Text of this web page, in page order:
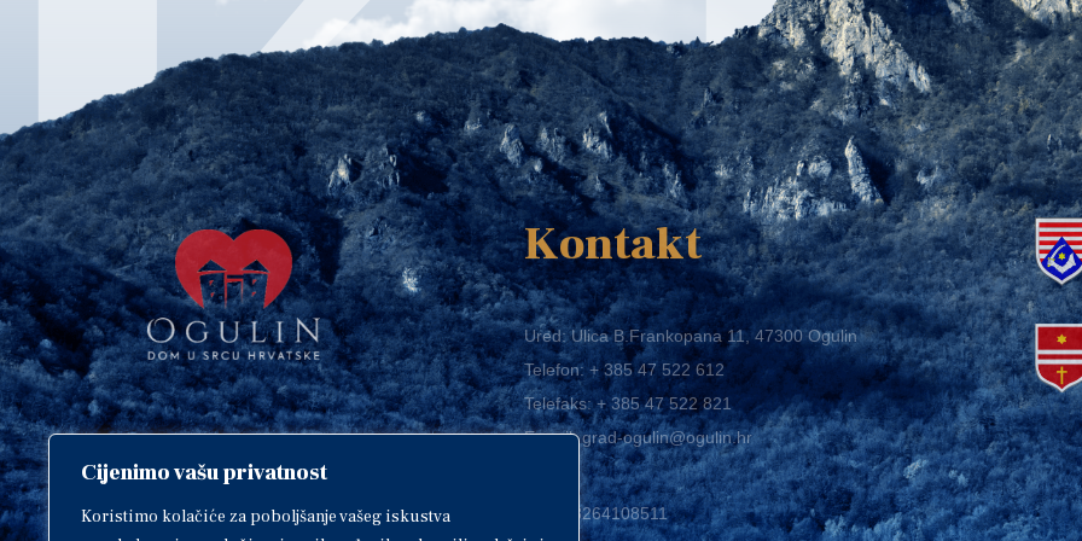
Cijenimo vašu privatnost
Koristimo kolačiće za poboljšanje vašeg iskustva
Copyright © 2018. Grad Ogulin,
sva prava pridržana.
Kontakt
Ured: Ulica B.Frankopana 11, 47300 Ogulin
Telefon:+ 385 47 522 612
Telefaks:+ 385 47 522 821
E-mail:grad-ogulin@ogulin.hr
OIB: 58264108511
IBAN: HR1424020061829700009